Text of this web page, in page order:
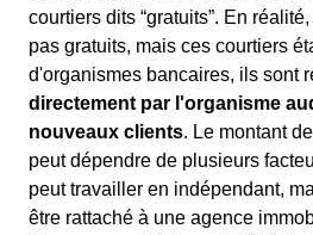
courtiers dits “gratuits”. En
pas gratuits, mais ces courtiers
d'organismes bancaires, ils sont
directement par l'organisme
nouveaux clients. Le montant
peut dépendre de plusieurs
peut travailler en indépendant,
être rattaché à une agence